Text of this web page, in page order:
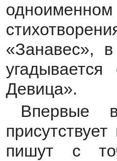
«Занавес»,
Девица».
Впервые
пишут с